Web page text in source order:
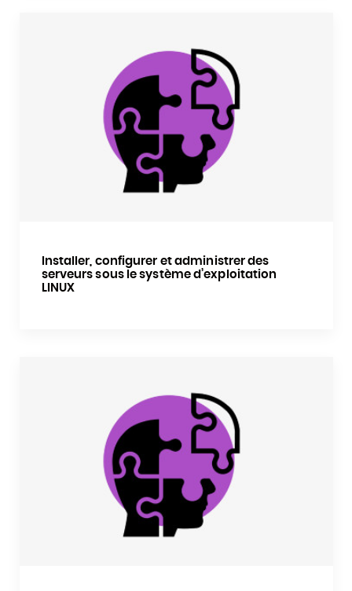
Installer, configurer et administrer des
serveurs sous le système d’exploitation
LINUX